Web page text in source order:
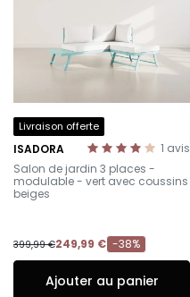
Livraison offerte
1 avis
ISADORA
-
Salon de jardin 3 places -
modulable - vert avec coussins
beiges
399,99 €249,99 € -38%
Ajouter au panier